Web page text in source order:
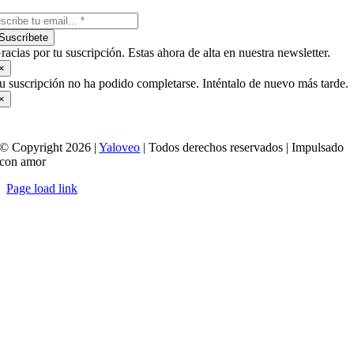
por tu suscripción. Estas ahora de alta en nuestra newsletter.
suscripción no ha podido completarse. Inténtalo de nuevo más tarde.
© Copyright 2026 |Yaloveo | Todos derechos reservados | Impulsado
con amor
Page load link